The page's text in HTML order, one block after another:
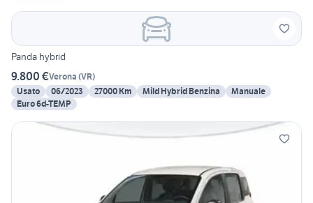
Panda hybrid
9.800 €Verona (VR)
Usato
06/2023 27000 Km Mild Hybrid Benzina
Manuale
Euro 6d-TEMP